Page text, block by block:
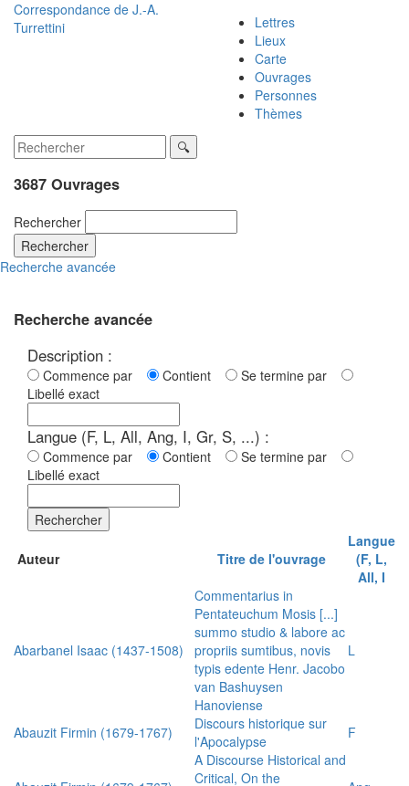
Correspondance de J.-A.
Turrettini
Lettres
Lieux
Carte
Ouvrages
Personnes
Thèmes
3687 Ouvrages
Rechercher
Rechercher
Recherche avancée
Recherche avancée
Description :
Commence par Contient
Se termine par
Libellé exact
Langue (F, L, All, Ang, I, Gr, S, ...) :
Commence par Contient
Se termine par
Libellé exact
Rechercher
Auteur Titre de l'ouvrage
Langue
(F, L,
All, I
Abarbanel Isaac (1437-1508)
Commentarius in
Pentateuchum Mosis [...]
summo studio & labore ac
propriis sumtibus, novis
typis edente Henr. Jacobo
van Bashuysen
Hanoviense
L
Abauzit Firmin (1679-1767)
Discours historique sur
l'Apocalypse
F
A Discourse Historical and
Critical, On the